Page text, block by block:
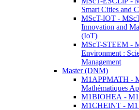
Smart Cities and
MScT-IOT -
Innovation and
(IoT)
MScT-STEEM -
Environment :
Management
Master (DNM)
M1APPMATH -
Mathématiques
M1BIOHEA - M1
M1CHEINT - M1